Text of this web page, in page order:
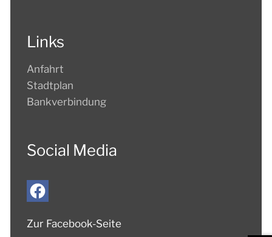
Links
Anfahrt
Stadtplan
Bankverbindung
Social Media
Zur Facebook-Seite